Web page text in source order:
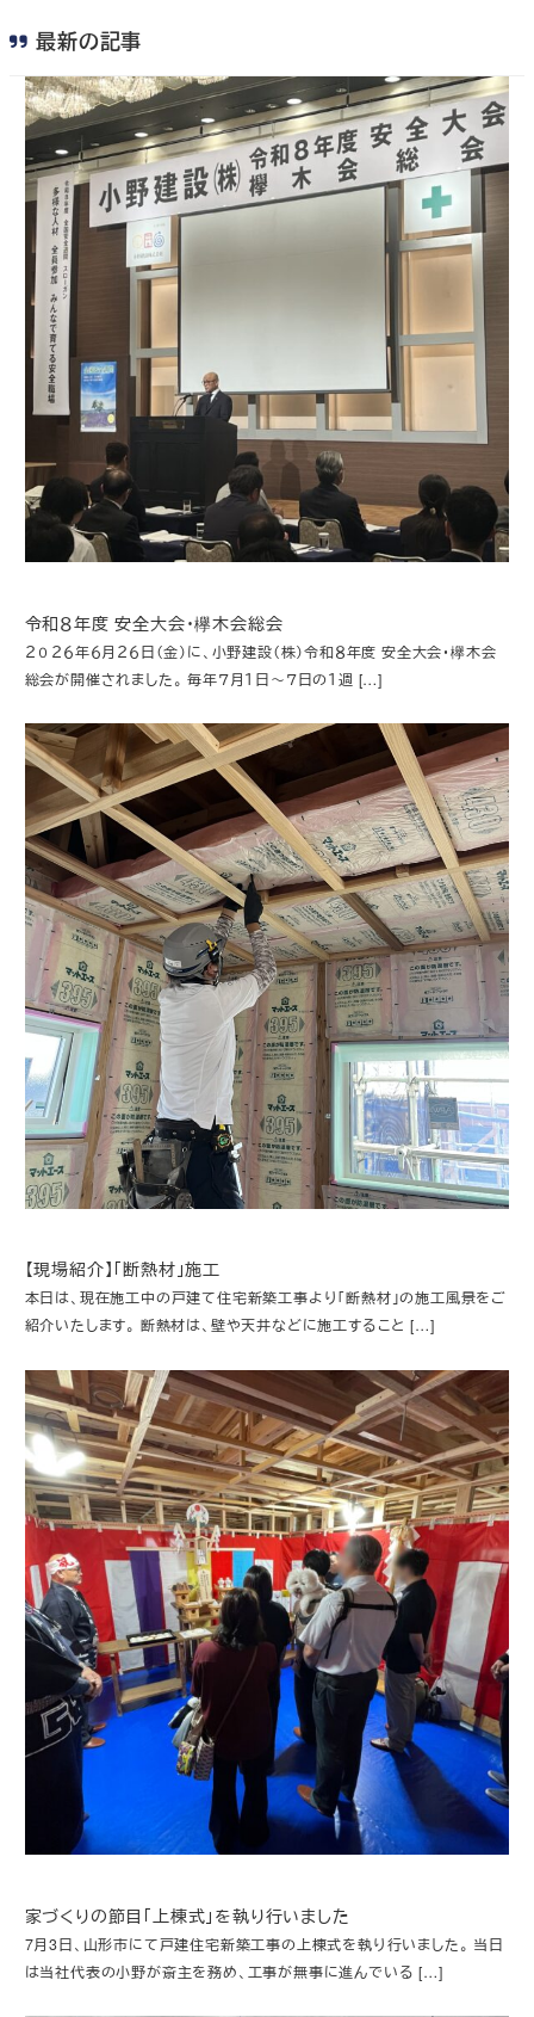
最新の記事
令和８年度 安全大会・欅木会総会
２０２６年６月２６日（金）に、小野建設（株）令和８年度 安全大会・欅木会
総会が開催されました。 毎年７月１日～７日の１週 […]
【現場紹介】「断熱材」施工
本日は、現在施工中の戸建て住宅新築工事より「断熱材」の施工風景をご
紹介いたします。 断熱材は、壁や天井などに施工すること […]
家づくりの節目「上棟式」を執り行いました
7月3日、山形市にて戸建住宅新築工事の上棟式を執り行いました。 当日
は当社代表の小野が斎主を務め、工事が無事に進んでいる […]